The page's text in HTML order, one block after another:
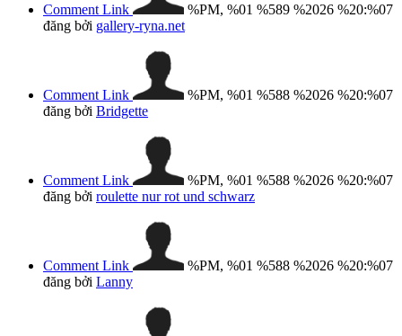
Comment Link
%PM, %01 %589 %2026 %20:%07
đăng bởi gallery-ryna.net
Comment Link
%PM, %01 %588 %2026 %20:%07
đăng bởi Bridgette
Comment Link
%PM, %01 %588 %2026 %20:%07
đăng bởi roulette nur rot und schwarz
Comment Link
%PM, %01 %588 %2026 %20:%07
đăng bởi Lanny